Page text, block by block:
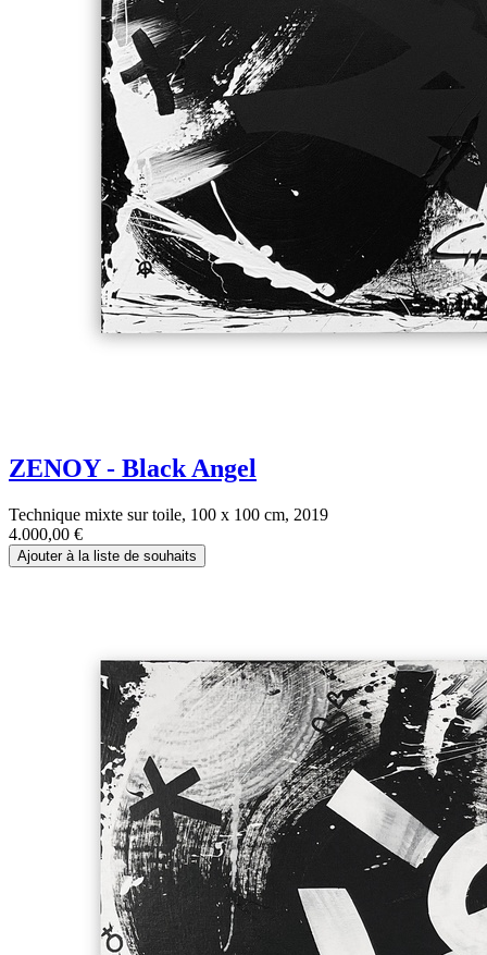
ZENOY - Black Angel
Technique mixte sur toile, 100 x 100 cm, 2019
4.000,00 €
Ajouter à la liste de souhaits